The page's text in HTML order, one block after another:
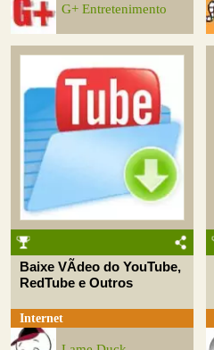
G+ Entretenimento
Baixe VÃ­deo do YouTube,
RedTube e Outros
Internet